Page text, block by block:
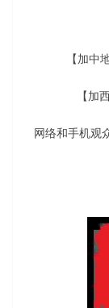
【加
【加
网络和手机观